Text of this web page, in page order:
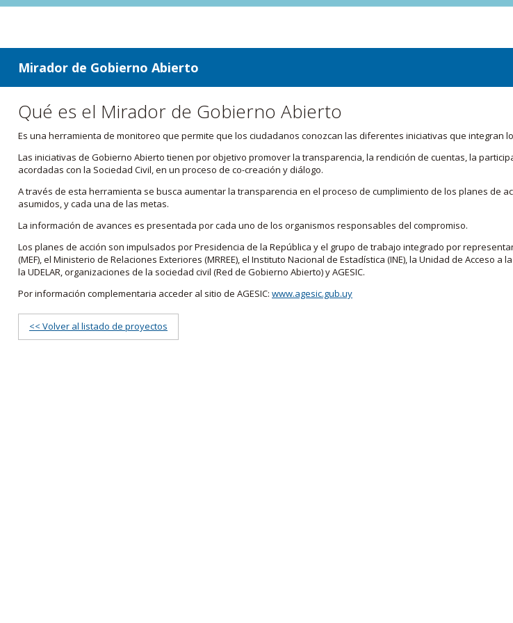
ir a contenido
ir al menú
Mirador de Gobierno Abierto
Qué es el Mirador de Gobierno Abierto
Es una herramienta de monitoreo que permite que los ciudadanos conozcan las diferentes iniciativas que integran
Las iniciativas de Gobierno Abierto tienen por objetivo promover la transparencia, la rendición de cuentas, la
acordadas con la Sociedad Civil, en un proceso de co-creación y diálogo.
A través de esta herramienta se busca aumentar la transparencia en el proceso de cumplimiento de los planes de
asumidos, y cada una de las metas.
La información de avances es presentada por cada uno de los organismos responsables del compromiso.
Los planes de acción son impulsados por Presidencia de la República y el grupo de trabajo integrado por
(MEF), el Ministerio de Relaciones Exteriores (MRREE), el Instituto Nacional de Estadística (INE), la Unidad de Acceso
la UDELAR, organizaciones de la sociedad civil (Red de Gobierno Abierto) y AGESIC.
Por información complementaria acceder al sitio de AGESIC: www.agesic.gub.uy
<< Volver al listado de proyectos